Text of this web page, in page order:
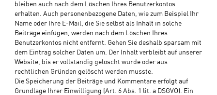
bleiben auch nach dem Löschen Ihres Benutzerkontos
erhalten. Auch personenbezogene Daten, wie zum Beispiel Ihr
Name oder Ihre E-Mail, die Sie selbst als Inhalt in solche
Beiträge einfügen, werden nach dem Löschen Ihres
Benutzerkontos nicht entfernt. Gehen Sie deshalb sparsam mit
dem Eintrag solcher Daten um. Der Inhalt verbleibt auf unserer
Website, bis er vollständig gelöscht wurde oder aus
rechtlichen Gründen gelöscht werden musste.
Die Speicherung der Beiträge und Kommentare erfolgt auf
Grundlage Ihrer Einwilligung (Art. 6 Abs. 1 lit. a DSGVO). Ein